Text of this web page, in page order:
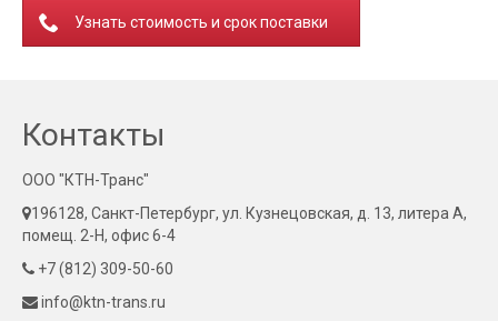
Узнать стоимость и срок поставки
Контакты
ООО "КТН-Транс"
196128, Санкт-Петербург, ул. Кузнецовская, д. 13, литера А,
помещ. 2-Н, офис 6-4
+7 (812) 309-50-60
info@ktn-trans.ru